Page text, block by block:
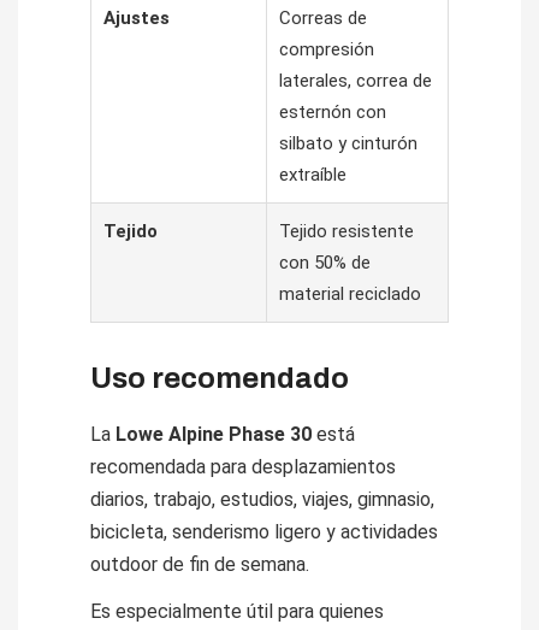
Ajustes
Correas de
compresión
laterales, correa de
esternón con
silbato y cinturón
extraíble
Tejido
Tejido resistente
con 50% de
material reciclado
Uso recomendado
La Lowe Alpine Phase 30 está
recomendada para desplazamientos
diarios, trabajo, estudios, viajes, gimnasio,
bicicleta, senderismo ligero y actividades
outdoor de fin de semana.
Es especialmente útil para quienes